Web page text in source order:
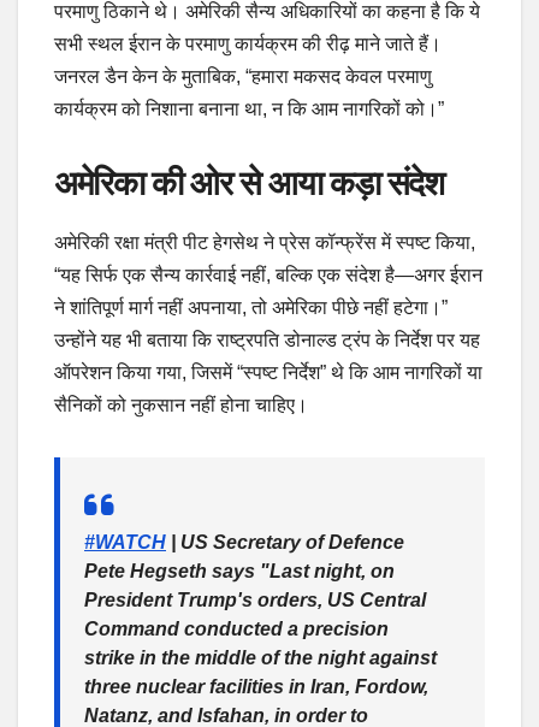
परमाणु ठिकाने थे। अमेरिकी सैन्य अधिकारियों का कहना है कि ये
सभी स्थल ईरान के परमाणु कार्यक्रम की रीढ़ माने जाते हैं।
जनरल डैन केन के मुताबिक, “हमारा मकसद केवल परमाणु
कार्यक्रम को निशाना बनाना था, न कि आम नागरिकों को।”
अमेरिका की ओर से आया कड़ा संदेश
अमेरिकी रक्षा मंत्री पीट हेगसेथ ने प्रेस कॉन्फ्रेंस में स्पष्ट किया,
“यह सिर्फ एक सैन्य कार्रवाई नहीं, बल्कि एक संदेश है—अगर ईरान
ने शांतिपूर्ण मार्ग नहीं अपनाया, तो अमेरिका पीछे नहीं हटेगा।”
उन्होंने यह भी बताया कि राष्ट्रपति डोनाल्ड ट्रंप के निर्देश पर यह
ऑपरेशन किया गया, जिसमें “स्पष्ट निर्देश” थे कि आम नागरिकों या
सैनिकों को नुकसान नहीं होना चाहिए।
#WATCH | US Secretary of Defence
Pete Hegseth says "Last night, on
President Trump's orders, US Central
Command conducted a precision
strike in the middle of the night against
three nuclear facilities in Iran, Fordow,
Natanz, and Isfahan, in order to